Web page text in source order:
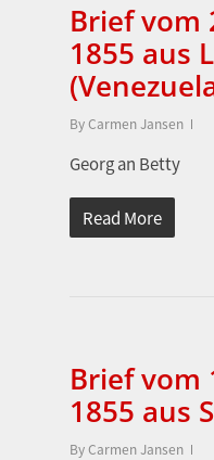
Brief vom
1855 aus
ByCarmen Jansen
Georg an Betty
Read More
Brief vom
1855 aus
ByCarmen Jansen